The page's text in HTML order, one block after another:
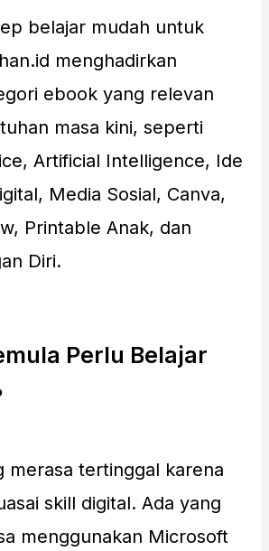
belajar mudah untuk
menghadirkan
ebook yang relevan
masa kini, seperti
Artificial Intelligence, Ide
Media Sosial, Canva,
Printable Anak, dan
Diri.
Perlu Belajar
merasa tertinggal karena
skill digital. Ada yang
menggunakan Microsoft